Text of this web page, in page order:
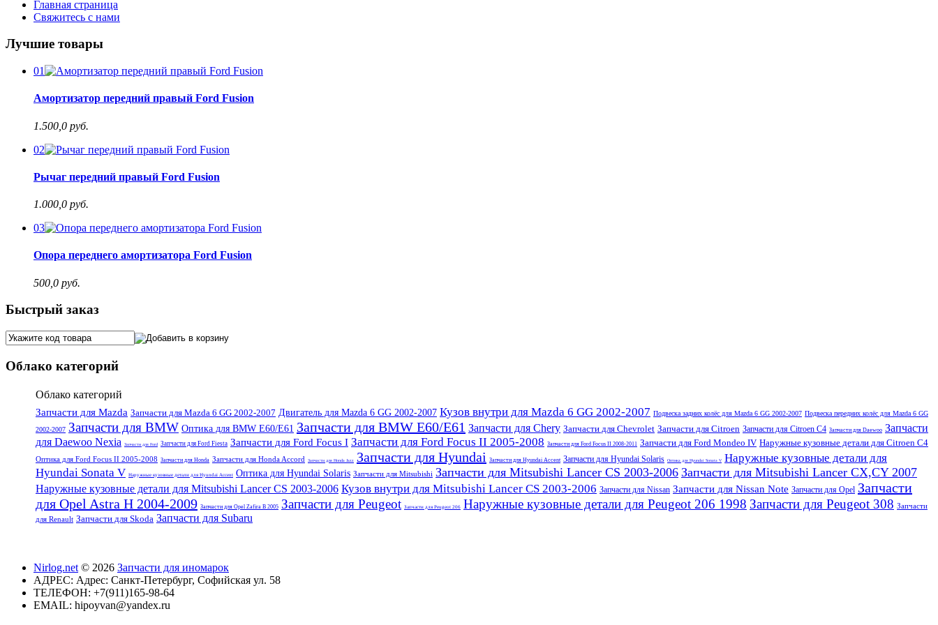
Главная страница
Свяжитесь с нами
Лучшие товары
01
Амортизатор передний правый Ford Fusion
1.500,0 руб.
02
Рычаг передний правый Ford Fusion
1.000,0 руб.
03
Опора переднего амортизатора Ford Fusion
500,0 руб.
Быстрый заказ
Облако категорий
Облако категорий
Запчасти для Mazda Запчасти для Mazda 6 GG 2002-2007 Двигатель для Mazda 6 GG 2002-2007 Кузов внутри для Mazda 6 GG 2002-2007 Подвеска задних колёс для Mazda 6 GG 2002-2007 Подвеска передних колёс для Mazda 6 GG
2002-2007 Запчасти для BMW Оптика для BMW E60/E61 Запчасти для BMW E60/E61 Запчасти для Chery Запчасти для Chevrolet Запчасти для Citroen Запчасти для Citroen C4 Запчасти для Daewoo Запчасти
для Daewoo Nexia
Запчасти для Ford Запчасти для Ford Fiesta Запчасти для Ford Focus I Запчасти для Ford Focus II 2005-2008 Запчасти для Ford Focus II 2008-2011 Запчасти для Ford Mondeo IV Наружные кузовные детали для Citroen C4
Оптика для Ford Focus II 2005-2008 Запчасти для Honda Запчасти для Honda Accord Запчасти для Honda Jazz Запчасти для Hyundai Запчасти для Hyundai Accent Запчасти для Hyundai Solaris Оптика для Hyundai Sonata V
Наружные кузовные детали для
Hyundai Sonata V Наружные кузовные детали для Hyundai Accent Оптика для Hyundai Solaris Запчасти для Mitsubishi Запчасти для Mitsubishi Lancer CS 2003-2006 Запчасти для Mitsubishi Lancer CX,CY 2007
Наружные кузовные детали для Mitsubishi Lancer CS 2003-2006 Кузов внутри для Mitsubishi Lancer CS 2003-2006 Запчасти для Nissan Запчасти для Nissan Note Запчасти для Opel Запчасти
для Opel Astra H 2004-2009 Запчасти для Opel Zafira B 2005 Запчасти для Peugeot Запчасти для Peugeot 206 Наружные кузовные детали для Peugeot 206 1998 Запчасти для Peugeot 308 Запчасти
для Renault Запчасти для Skoda Запчасти для Subaru
Nirlog.net© 2026 Запчасти для иномарок
АДРЕС: Адрес: Санкт-Петербург, Софийская ул. 58
ТЕЛЕФОН: +7(911)165-98-64
EMAIL: hipoyvan@yandex.ru